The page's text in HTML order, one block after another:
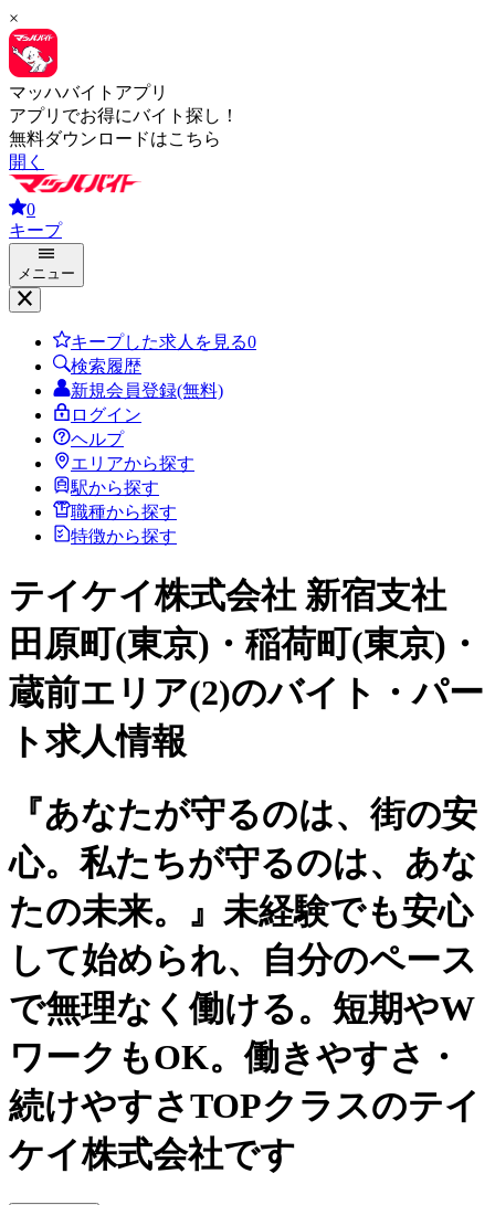
×
マッハバイトアプリ
アプリでお得にバイト探し！
無料ダウンロードはこちら
開く
0
キープ
メニュー
キープした求人を見る0
検索履歴
新規会員登録(無料)
ログイン
ヘルプ
エリアから探す
駅から探す
職種から探す
特徴から探す
テイケイ株式会社 新宿支社
田原町(東京)・稲荷町(東京)・
蔵前エリア(2)のバイト・パー
ト求人情報
『あなたが守るのは、街の安
心。私たちが守るのは、あな
たの未来。』未経験でも安心
して始められ、自分のペース
で無理なく働ける。短期やW
ワークもOK。働きやすさ・
続けやすさTOPクラスのテイ
ケイ株式会社です